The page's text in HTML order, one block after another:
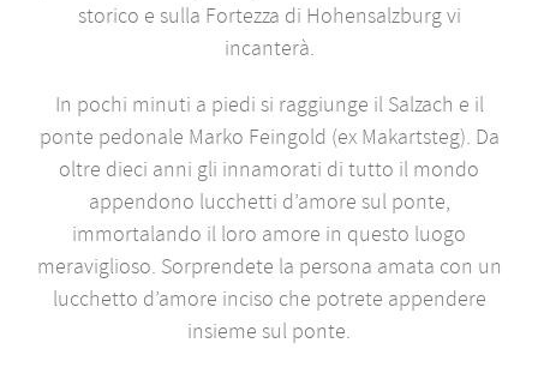
storico e sulla Fortezza di Hohensalzburg vi
incanterà.
In pochi minuti a piedi si raggiunge il Salzach e il
ponte pedonale Marko Feingold (ex Makartsteg). Da
oltre dieci anni gli innamorati di tutto il mondo
appendono lucchetti d’amore sul ponte,
immortalando il loro amore in questo luogo
meraviglioso. Sorprendete la persona amata con un
lucchetto d’amore inciso che potrete appendere
insieme sul ponte.